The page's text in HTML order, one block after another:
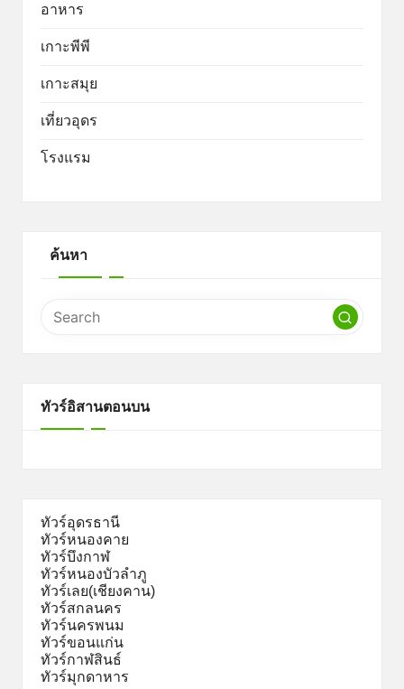
อาหาร
เกาะพีพี
เกาะสมุย
เที่ยวอุดร
โรงแรม
ค้นหา
ทัวร์อิสานตอนบน
ทัวร์อุดรธานี
ทัวร์หนองคาย
ทัวร์บึงกาฬ
ทัวร์หนองบัวลำภู
ทัวร์เลย(เชียงคาน)
ทัวร์สกลนคร
ทัวร์นครพนม
ทัวร์ขอนแก่น
ทัวร์กาฬสินธ์
ทัวร์มุกดาหาร